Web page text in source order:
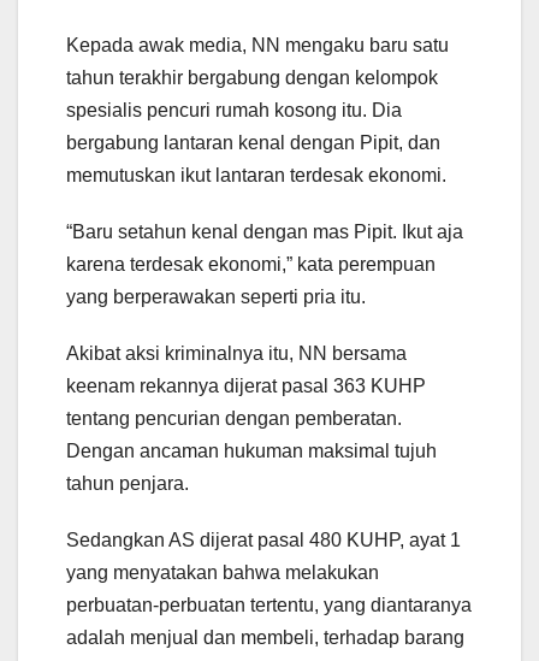
Kepada awak media, NN mengaku baru satu
tahun terakhir bergabung dengan kelompok
spesialis pencuri rumah kosong itu. Dia
bergabung lantaran kenal dengan Pipit, dan
memutuskan ikut lantaran terdesak ekonomi.
“Baru setahun kenal dengan mas Pipit. Ikut aja
karena terdesak ekonomi,” kata perempuan
yang berperawakan seperti pria itu.
Akibat aksi kriminalnya itu, NN bersama
keenam rekannya dijerat pasal 363 KUHP
tentang pencurian dengan pemberatan.
Dengan ancaman hukuman maksimal tujuh
tahun penjara.
Sedangkan AS dijerat pasal 480 KUHP, ayat 1
yang menyatakan bahwa melakukan
perbuatan-perbuatan tertentu, yang diantaranya
adalah menjual dan membeli, terhadap barang